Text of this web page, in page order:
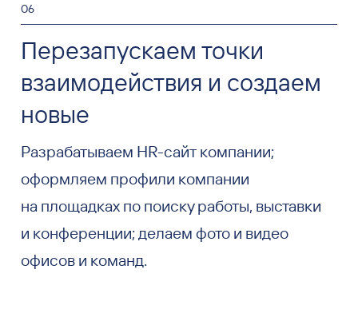
06
Перезапускаем точки
взаимодействия и создаем
новые
Разрабатываем HR-сайт компании;
оформляем профили компании
на площадках по поиску работы, выставки
и конференции; делаем фото и видео
офисов и команд.